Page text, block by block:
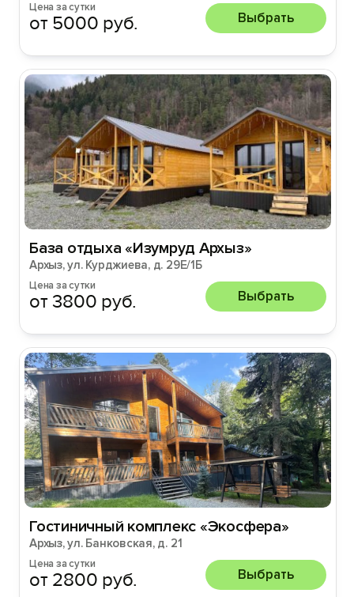
Цена за сутки
от 5000 руб. Выбрать
База отдыха «Изумруд Архыз»
Архыз, ул. Курджиева, д. 29Е/1Б
Цена за сутки
от 3800 руб. Выбрать
Гостиничный комплекс «Экосфера»
Архыз, ул. Банковская, д. 21
Цена за сутки
от 2800 руб. Выбрать